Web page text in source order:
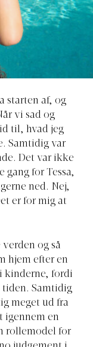
starten af, og
vi sad og
til, hvad jeg
Samtidig var
Det var ikke
gang for Tessa,
ned. Nej,
er for mig at
og så
hjem efter en
kinderne, fordi
tiden. Samtidig
meget ud fra
igennem en
rollemodel for